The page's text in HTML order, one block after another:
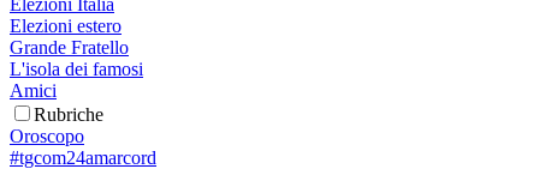
Elezioni estero
Grande Fratello
L'isola dei famosi
Amici
Rubriche
Oroscopo
#tgcom24amarcord